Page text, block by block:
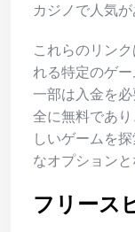
カジノで人気が
これらのリン
れる特定のゲ
一部は入金を
全に無料であ
しいゲームを
なオプションと
フリース